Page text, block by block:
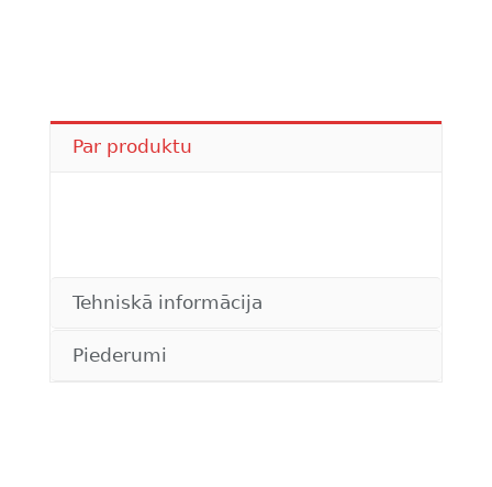
Par produktu
Tehniskā informācija
Piederumi